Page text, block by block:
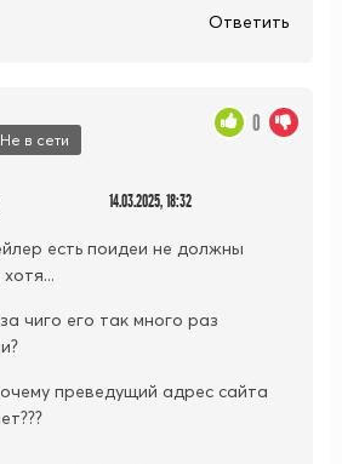
Ответить
Не в сети
14.03.2025, 18:32
есть поидеи не должны
чиго его так много раз
преведущий адрес сайта
0